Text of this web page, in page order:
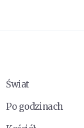
Świat
Po godzinach